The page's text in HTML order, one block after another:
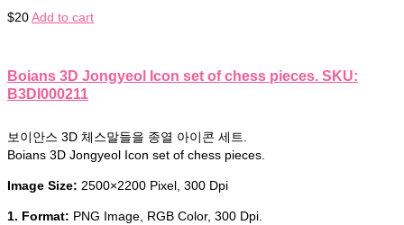
$20Add to cart
Boians 3D Jongyeol Icon set of chess pieces. SKU:
B3DI000211
보이안스 3D 체스말들을 종열 아이콘 세트.
Boians 3D Jongyeol Icon set of chess pieces.
Image Size: 2500×2200 Pixel, 300 Dpi
1. Format: PNG Image, RGB Color, 300 Dpi.